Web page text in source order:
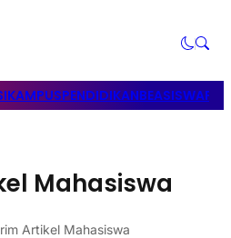
KAMPUSPENDIDIKANBEASISWA
Mahasiswa
Artikel Mahasiswa